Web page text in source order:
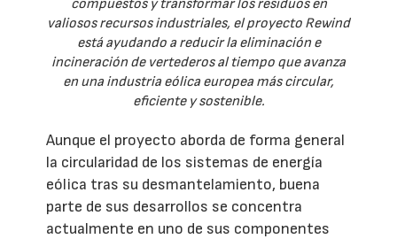
compuestos y transformar los residuos en
valiosos recursos industriales, el proyecto Rewind
está ayudando a reducir la eliminación e
incineración de vertederos al tiempo que avanza
en una industria eólica europea más circular,
eficiente y sostenible.
Aunque el proyecto aborda de forma general
la circularidad de los sistemas de energía
eólica tras su desmantelamiento, buena
parte de sus desarrollos se concentra
actualmente en uno de sus componentes